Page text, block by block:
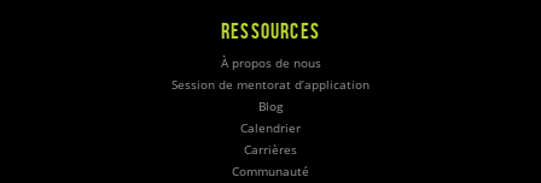
RESSOURCES
À propos de nous
Session de mentorat d’application
Blog
Calendrier
Carrières
Communauté